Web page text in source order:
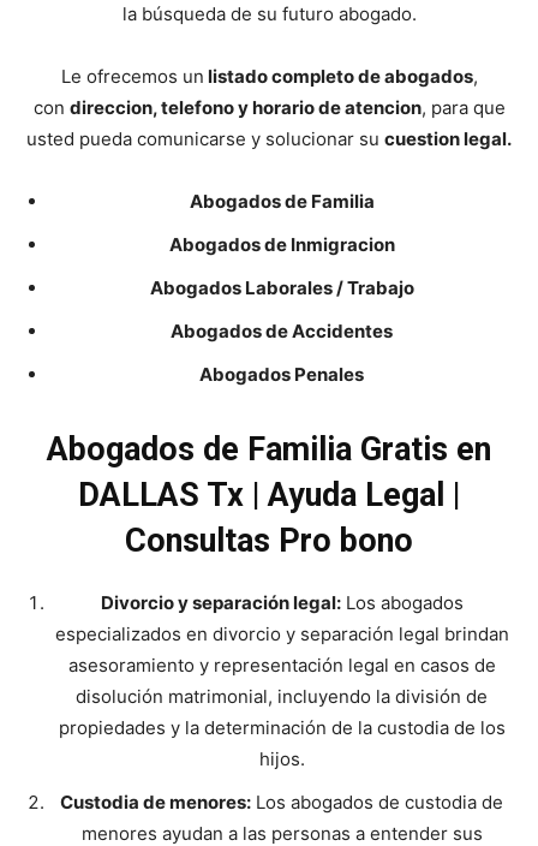
la búsqueda de su futuro abogado.
Le ofrecemos un listado completo de abogados,
con direccion, telefono y horario de atencion, para que
usted pueda comunicarse y solucionar su cuestion legal.
Abogados de Familia
Abogados de Inmigracion
Abogados Laborales / Trabajo
Abogados de Accidentes
Abogados Penales
Abogados de Familia Gratis en
DALLAS Tx | Ayuda Legal |
Consultas Pro bono
Divorcio y separación legal:Los abogados
especializados en divorcio y separación legal brindan
asesoramiento y representación legal en casos de
disolución matrimonial, incluyendo la división de
propiedades y la determinación de la custodia de los
hijos.
Custodia de menores: Los abogados de custodia de
menores ayudan a las personas a entender sus